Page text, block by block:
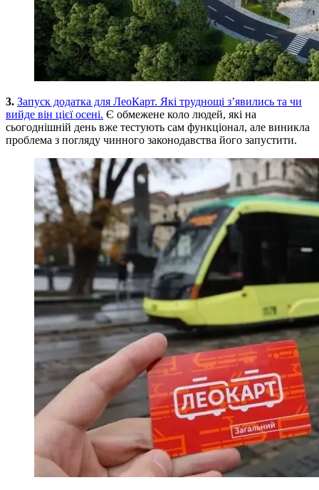
3. Запуск додатка для ЛеоКарт. Які труднощі з’явились та чи
вийде він цієї осені. Є обмежене коло людей, які на
сьогоднішній день вже тестують сам функціонал, але виникла
проблема з погляду чинного законодавства його запустити.